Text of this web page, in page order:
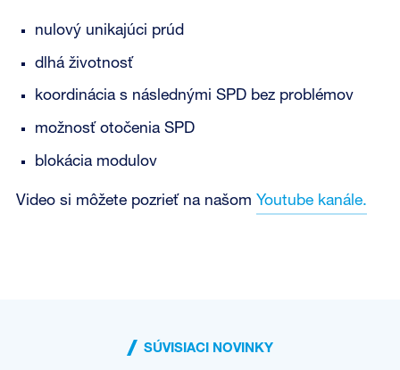
nulový unikajúci prúd
dlhá životnosť
koordinácia s následnými SPD bez problémov
možnosť otočenia SPD
blokácia modulov
Video si môžete pozrieť na našom Youtube kanále.
SÚVISIACI NOVINKY